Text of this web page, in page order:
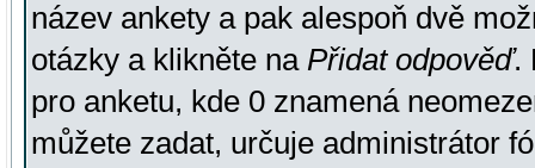
název ankety a pak alespoň dvě
otázky a klikněte na Přidat odpověď.
pro anketu, kde 0 znamená
můžete zadat, určuje administrátor